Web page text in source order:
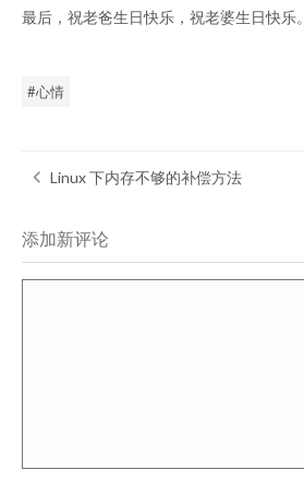
最后，祝老爸生日快乐，祝老婆生日快乐。
心情
Linux 下内存不够的补偿方法
添加新评论